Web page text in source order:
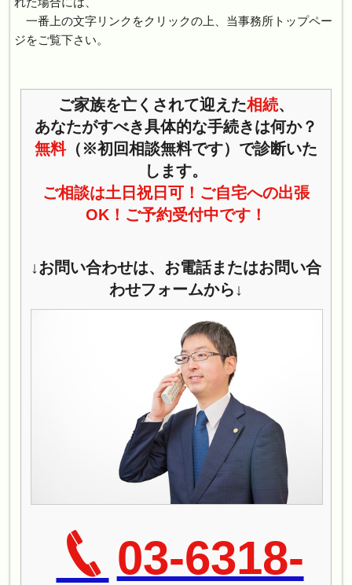
一番上の文字リンクをクリックの上、当事務所トップペー
ジをご覧下さい。
ご家族を亡くされて迎えた相続、
あなたがすべき具体的な手続きは何か？
無料（※初回相談無料です）で診断いた
します。
ご相談は土日祝日可！ご自宅への出張
OK！ご予約受付中です！
↓お問い合わせは、お電話またはお問い合
わせフォームから↓
03-6318-